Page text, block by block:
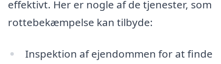
effektivt. Her er nogle af de tjenester, som
rottebekæmpelse kan tilbyde:
Inspektion af ejendommen for at finde